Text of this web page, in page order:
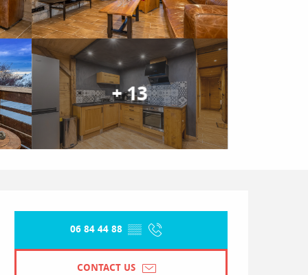
+ 13
hours & contact
06 84 44 88 ▒▒
CONTACT US